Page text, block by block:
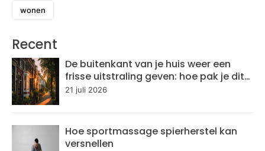
wonen
Recent
De buitenkant van je huis weer een
frisse uitstraling geven: hoe pak je dit
aan?
21 juli 2026
Hoe sportmassage spierherstel kan
versnellen